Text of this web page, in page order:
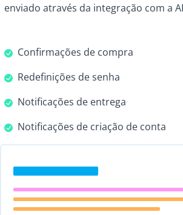
enviado através da integração com a
Confirmações de compra
Redefinições de senha
Notificações de entrega
Notificações de criação de conta